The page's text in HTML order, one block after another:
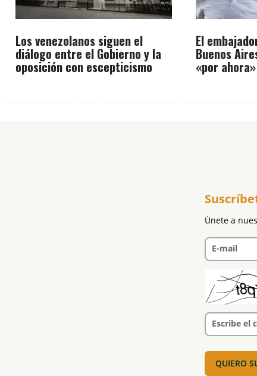
Los venezolanos siguen el
diálogo entre el Gobierno y la
oposición con escepticismo
El
Buenos
«por
Únete a
E-mail
Escribe el